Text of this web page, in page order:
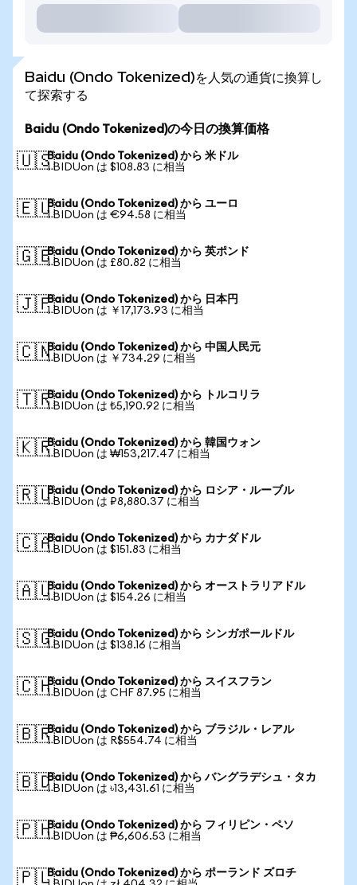
Baidu (Ondo Tokenized)を人気の通貨に換算し
て探索する
Baidu (Ondo Tokenized)の今日の換算価格
🇺🇸Baidu (Ondo Tokenized) から 米ドル
1 BIDUon は $108.83 に相当
🇪🇺Baidu (Ondo Tokenized) から ユーロ
1 BIDUon は €94.58 に相当
🇬🇧Baidu (Ondo Tokenized) から 英ポンド
1 BIDUon は £80.82 に相当
🇯🇵Baidu (Ondo Tokenized) から 日本円
1 BIDUon は ￥17,173.93 に相当
🇨🇳Baidu (Ondo Tokenized) から 中国人民元
1 BIDUon は ￥734.29 に相当
🇹🇷Baidu (Ondo Tokenized) から トルコリラ
1 BIDUon は ₺5,190.92 に相当
🇰🇷Baidu (Ondo Tokenized) から 韓国ウォン
1 BIDUon は ₩153,217.47 に相当
🇷🇺Baidu (Ondo Tokenized) から ロシア・ルーブル
1 BIDUon は ₽8,880.37 に相当
🇨🇦Baidu (Ondo Tokenized) から カナダドル
1 BIDUon は $151.83 に相当
🇦🇺Baidu (Ondo Tokenized) から オーストラリアドル
1 BIDUon は $154.26 に相当
🇸🇬Baidu (Ondo Tokenized) から シンガポールドル
1 BIDUon は $138.16 に相当
🇨🇭Baidu (Ondo Tokenized) から スイスフラン
1 BIDUon は CHF 87.95 に相当
🇧🇷Baidu (Ondo Tokenized) から ブラジル・レアル
1 BIDUon は R$554.74 に相当
🇧🇩Baidu (Ondo Tokenized) から バングラデシュ・タカ
1 BIDUon は ৳13,431.61 に相当
🇵🇭Baidu (Ondo Tokenized) から フィリピン・ペソ
1 BIDUon は ₱6,606.53 に相当
🇵🇱Baidu (Ondo Tokenized) から ポーランド ズロチ